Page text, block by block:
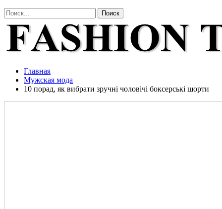
Главная
Мужская мода
10 порад, як вибрати зручні чоловічі боксерські шорти